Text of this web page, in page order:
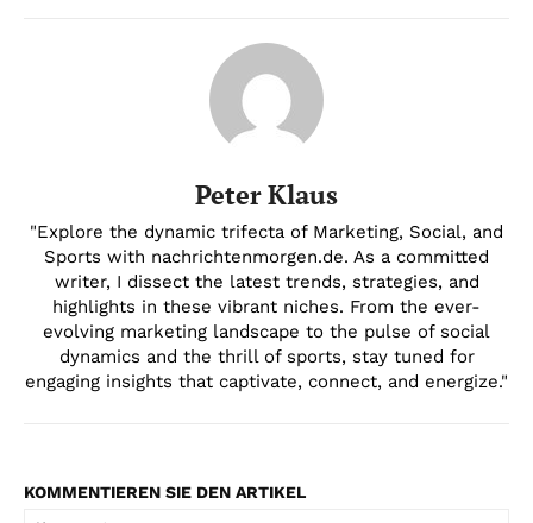
Peter Klaus
"Explore the dynamic trifecta of Marketing, Social, and
Sports with nachrichtenmorgen.de. As a committed
writer, I dissect the latest trends, strategies, and
highlights in these vibrant niches. From the ever-
evolving marketing landscape to the pulse of social
dynamics and the thrill of sports, stay tuned for
engaging insights that captivate, connect, and energize."
KOMMENTIEREN SIE DEN ARTIKEL